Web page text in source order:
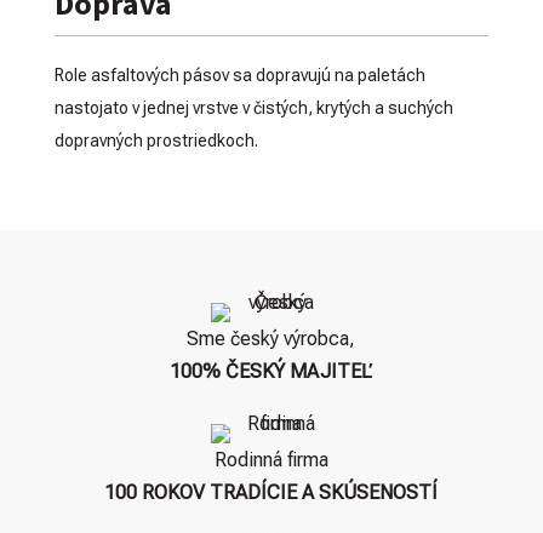
Role asfaltových pásov sa dopravujú na paletách
nastojato v jednej vrstve v čistých, krytých a suchých
dopravných prostriedkoch.
Sme český výrobca,
100% ČESKÝ MAJITEĽ
Rodinná firma
100 ROKOV TRADÍCIE A SKÚSENOSTÍ